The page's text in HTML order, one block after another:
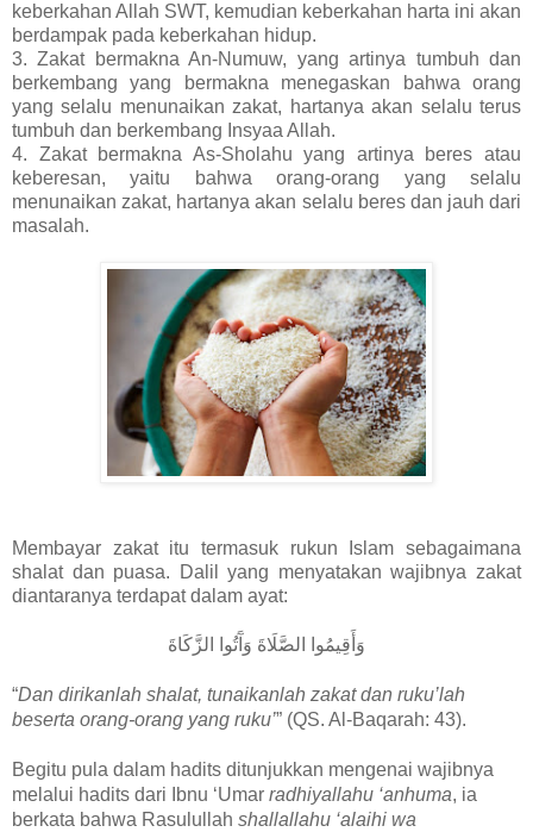
keberkahan Allah SWT, kemudian keberkahan harta ini akan
berdampak pada keberkahan hidup.
3. Zakat bermakna An-Numuw, yang artinya tumbuh dan
berkembang yang bermakna menegaskan bahwa orang
yang selalu menunaikan zakat, hartanya akan selalu terus
tumbuh dan berkembang Insyaa Allah.
4. Zakat bermakna As-Sholahu yang artinya beres atau
keberesan, yaitu bahwa orang-orang yang selalu
menunaikan zakat, hartanya akan selalu beres dan jauh dari
masalah.
Membayar zakat itu termasuk rukun Islam sebagaimana
shalat dan puasa. Dalil yang menyatakan wajibnya zakat
diantaranya terdapat dalam ayat:
وَأَقِيمُوا الصَّلَاةَ وَآَتُوا الزَّكَاةَ
“Dan dirikanlah shalat, tunaikanlah zakat dan ruku’lah
beserta orang-orang yang ruku’” (QS. Al-Baqarah: 43).
Begitu pula dalam hadits ditunjukkan mengenai wajibnya
melalui hadits dari Ibnu ‘Umar radhiyallahu ‘anhuma, ia
berkata bahwa Rasulullah shallallahu ‘alaihi wa